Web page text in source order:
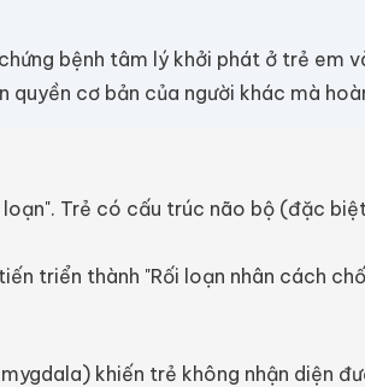
bệnh tâm lý khởi phát ở trẻ em
quyền cơ bản của người khác mà
Trẻ có cấu trúc não bộ (đặc
triển thành "Rối loạn nhân cách
khiến trẻ không nhận diện